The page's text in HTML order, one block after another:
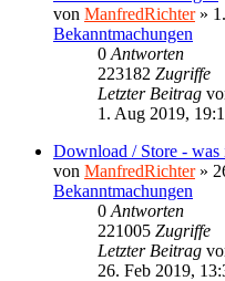
von ManfredRichter»
Bekanntmachungen
0 Antworten
223182 Zugriffe
Letzter Beitrag
1. Aug 2019,
Download / Store - was
von ManfredRichter»
Bekanntmachungen
0 Antworten
221005 Zugriffe
Letzter Beitrag
26. Feb 2019,